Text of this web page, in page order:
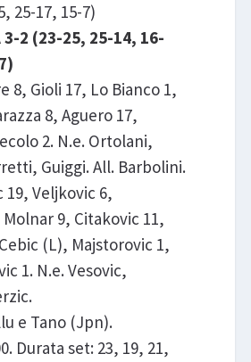
25-17, 15-7)
3-2 (23-25, 25-14, 16-
8, Gioli 17, Lo Bianco 1,
8, Aguero 17,
2. N.e. Ortolani,
Guiggi. All. Barbolini.
19, Veljkovic 6,
9, Citakovic 11,
(L), Majstorovic 1,
1. N.e. Vesovic,
e Tano (Jpn).
Durata set: 23, 19, 21,